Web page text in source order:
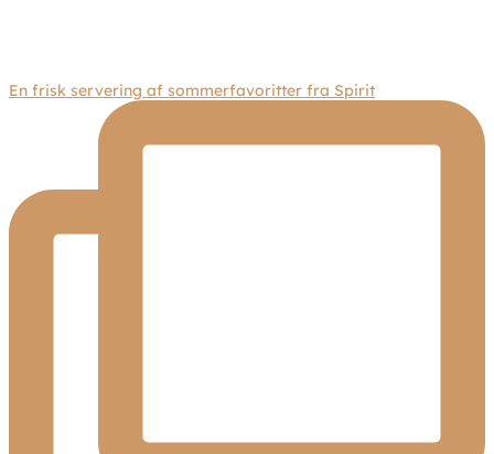
En frisk servering af sommerfavoritter fra Spirit